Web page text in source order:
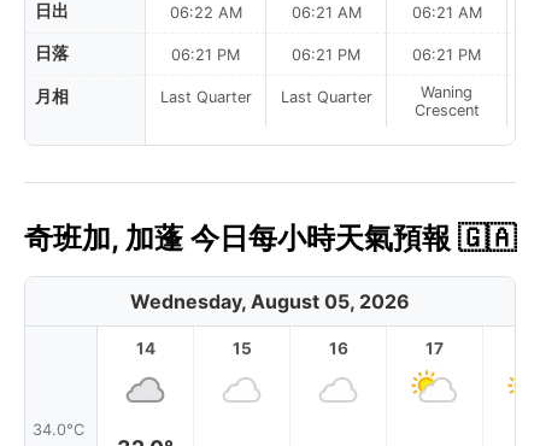
日出
日落
月相
06:22 AM
06:21 PM
Last Quarter
06:21 AM
06:21 PM
Last Quarter
06:21 AM
06:21 PM
Waning
Crescent
奇班加, 加蓬 今日每小時天氣預報 🇬🇦
Wednesday, August 05, 2026
34.0°C
14 15 16 17